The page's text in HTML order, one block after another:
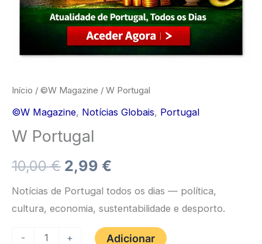
Início / ©️W Magazine / W Portugal
©️W Magazine, Notícias Globais, Portugal
W Portugal
10,00€ O
preço
original
2,99 €
preço
atual
Notícias de Portugal todos os dias — política,
cultura, economia, sustentabilidade e desporto.
-
Quantidade
+ Adicionar